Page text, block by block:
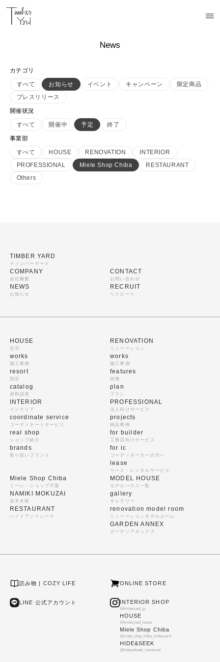
News
カテゴリ
すべて
お知らせ イベント キャンペーン
限定商品
プレスリリース
開催状況
すべて
開催中 予定
終了
事業部
すべて
HOUSE RENOVATION
INTERIOR
PROFESSIONAL
Miele Shop Chiba
RESTAURANT
Others
TIMBER YARD
ティンバーヤード
COMPANY
会社概要
NEWS
お知らせ
CONTACT
お問い合わせ
RECRUIT
リクルート
HOUSE
住宅
works
施工事例
resort
別荘
catalog
資料請求
RENOVATION
リノベーション
works
施工事例
features
特徴
plan
プラン
INTERIOR
インテリア
coordinate service
コーディネートサービス
real shop
ショップ紹介
brands
取り扱いブランド
PROFESSIONAL
法人向けサービス
projects
納品事例
for builder
工務店向けサービス
for ic
コーディネーターの方へ
lease
リース・レンタルサービス
Miele Shop Chiba
ミーレ・ショップ千葉
NAMIKI MOKUZAI
並木木材
RESTAURANT
ハイドアンドシーク
MODEL HOUSE
モデルハウス一覧
gallery
ギャラリー
renovation model room
リノベーションモデルルーム
GARDEN ANNEX
ガーデンアネックス
読み物 | COZY LIFE ONLINE STORE
LINE 公式アカウント INTERIOR SHOP
@timberyard_jp
HOUSE
@timberyard_house
Miele Shop Chiba
@miele_shop_chiba_timberyard
HIDE&SEEK
@hideandseek_restaurant